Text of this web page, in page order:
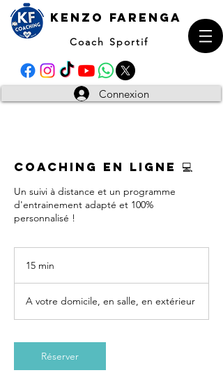
kENZO farenga
Coach Sportif
Connexion
Coaching en Ligne 💻
Un suivi à distance et un programme
d'entrainement adapté et 100%
personnalisé !
15 min
i
n
A votre domicile, en salle, en extérieur
Réserver